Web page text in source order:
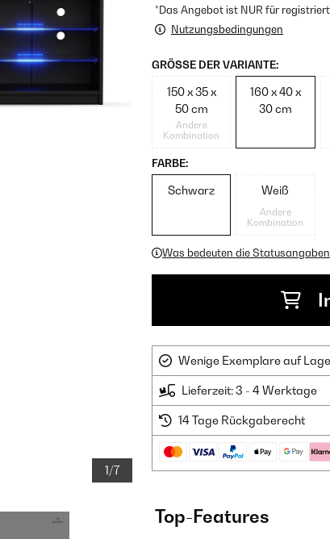
1/7
*Das Angebot ist NUR für
Nutzungsbedingungen
GRÖSSE DER VARIANTE:
150 x 35 x
50 cm
Andere
Kombination
160 x 40 x
30 cm
FARBE:
Schwarz Weiß
Andere
Kombination
Was bedeuten die
Wenige Exemplare auf
Lieferzeit: 3 - 4 Werktage
14 Tage Rückgaberecht
Top-Features